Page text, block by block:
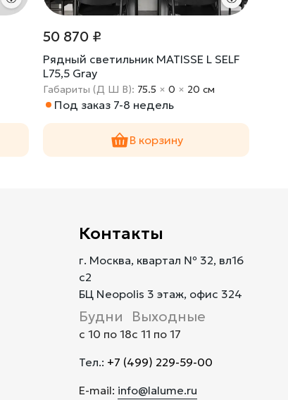
50 870 ₽
Рядный светильник MATISSE L SELF
L75,5 Gray
Габариты (Д Ш В): 75.5 ×0 × 20 cм
Под заказ 7-8 недель
В корзину
Контакты
г. Москва, квартал № 32, вл16
с2
БЦ Neopolis 3 этаж, офис 324
Будни
с 10 по 18
Выходные
с 11 по 17
Тел.: +7 (499) 229-59-00
E-mail: info@lalume.ru